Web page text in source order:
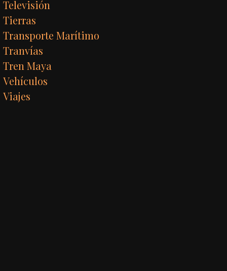
Televisión
Tierras
Transporte Marítimo
Tranvías
Tren Maya
Vehículos
Viajes